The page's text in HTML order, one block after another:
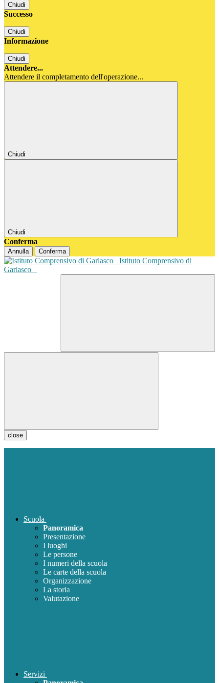
Chiudi
Successo
Chiudi
Informazione
Chiudi
Attendere...
Attendere il completamento dell'operazione...
Chiudi
Chiudi
Conferma
Annulla Conferma
Istituto Comprensivo di
Garlasco
close
Scuola
Panoramica
Presentazione
I luoghi
Le persone
I numeri della scuola
Le carte della scuola
Organizzazione
La storia
Valutazione
Servizi